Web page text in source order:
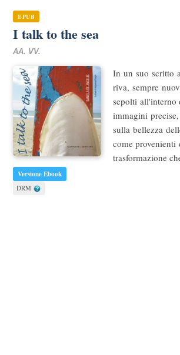
EPUB
I talk to the sea
AA. VV.
Versione Ebook
DRM
In un suo scritto
riva, sempre
sepolti all'interno
immagini
sulla bellezza
come provenienti
trasformazione